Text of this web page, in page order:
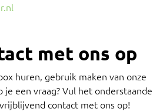
met ons op
huren, gebruik maken van onze
een vraag? Vul het onderstaande
contact met ons op!